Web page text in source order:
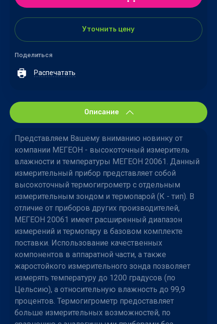
Уточнить цену
Поделиться
Распечатать
Описание
Представляем Вашему вниманию новинку от
компании МЕГЕОН - высокоточный измеритель
влажности и температуры МЕГЕОН 20061. Данный
измерительный прибор представляет собой
высокоточный термогигрометр с отдельным
измерительным зондом и термопарой (К - тип). В
отличие от приборов других производителей,
МЕГЕОН 20061 имеет расширенный диапазон
измерений и термопару в базовом комплекте
поставки. Использование качественных
компонентов в аппаратной части, а также
жаростойкого измерительного зонда позволяет
измерять температуру до 1200 градусов (по
Цельсию), а относительную влажность до 99,9
процентов. Термогигрометр предоставляет
больше измерительных возможностей, по